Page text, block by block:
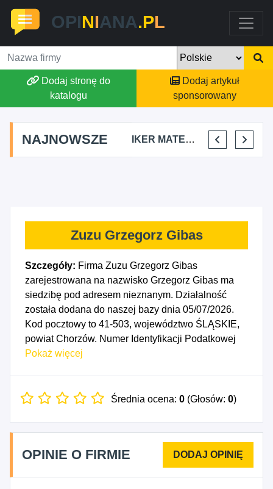
OPINIANA.PL
Dodaj stronę do
katalogu
Dodaj artykuł
sponsorowany
NAJNOWSZE
CIBORBUD PATRYK CIBORSKI IKER MATEO LOZANO HAIR STUDIO BETI BETTINA MLETZKO
Zuzu Grzegorz Gibas
Szczegóły: Firma Zuzu Grzegorz Gibas
zarejestrowana na nazwisko Grzegorz Gibas ma
siedzibę pod adresem nieznanym. Działalność
została dodana do naszej bazy dnia 05/07/2026.
Kod pocztowy to 41-503, województwo ŚLĄSKIE,
powiat Chorzów. Numer Identyfikacji Podatkowej
NIP to 6381640069, a numer identyfikacyjny
gospodarczej przypada na dzień 02/07/2026.
Pokaż więcej
Średnia ocena: 0 (Głosów: 0)
OPINIE O FIRMIE